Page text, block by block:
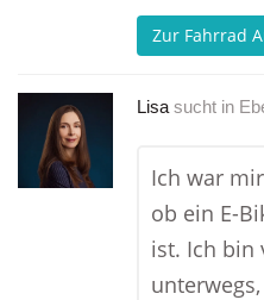
Zur Fahrrad
Lisa sucht in
Ich war
ob ein E-
ist. Ich bin